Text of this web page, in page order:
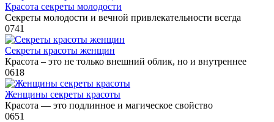
Красота секреты молодости
Секреты молодости и вечной привлекательности всегда
0741
Секреты красоты женщин
Красота – это не только внешний облик, но и внутреннее
0618
Женщины секреты красоты
Красота — это подлинное и магическое свойство
0651